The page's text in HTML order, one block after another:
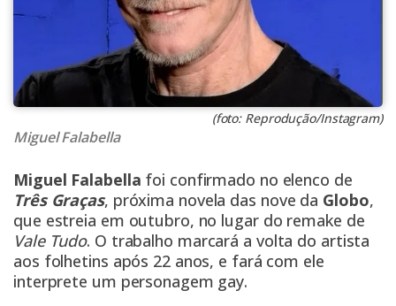
(foto: Reprodução/Instagram)
Miguel Falabella
Miguel Falabella foi confirmado no elenco de
Três Graças, próxima novela das nove da Globo,
que estreia em outubro, no lugar do remake de
Vale Tudo. O trabalho marcará a volta do artista
aos folhetins após 22 anos, e fará com ele
interprete um personagem gay.